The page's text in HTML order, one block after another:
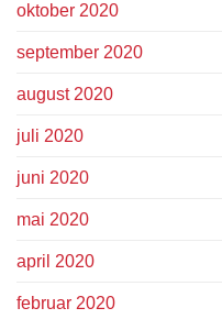
oktober 2020
september 2020
august 2020
juli 2020
juni 2020
mai 2020
april 2020
februar 2020